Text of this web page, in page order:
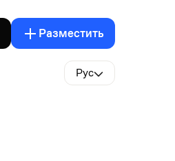
Разместить
Рус